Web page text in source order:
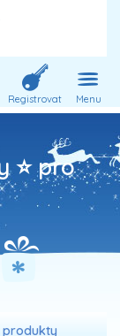
Registrovat Menu
⭐ pro
produkty